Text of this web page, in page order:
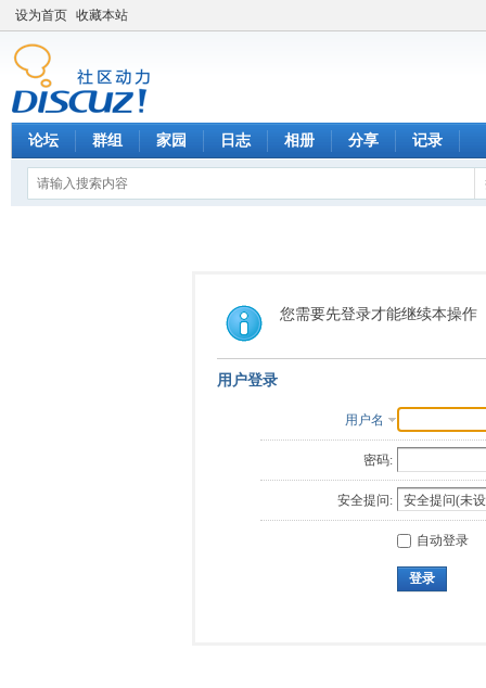
设为首页 收藏本站
论坛 群组 家园 日志 相册 分享 记录
您需要先登录才能继续本操作
用户登录
用户名
密码:
安全提问:
自动登录
登录